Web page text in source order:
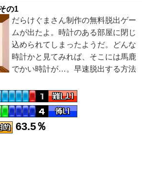
の1
だらけぐまさん制作の無料脱出ゲー
ムが出たよ。時計のある部屋に閉じ
込められてしまったようだ。どんな
時計かと見てみれば、そこには馬鹿
でかい時計が…。早速脱出する方法
63.5％